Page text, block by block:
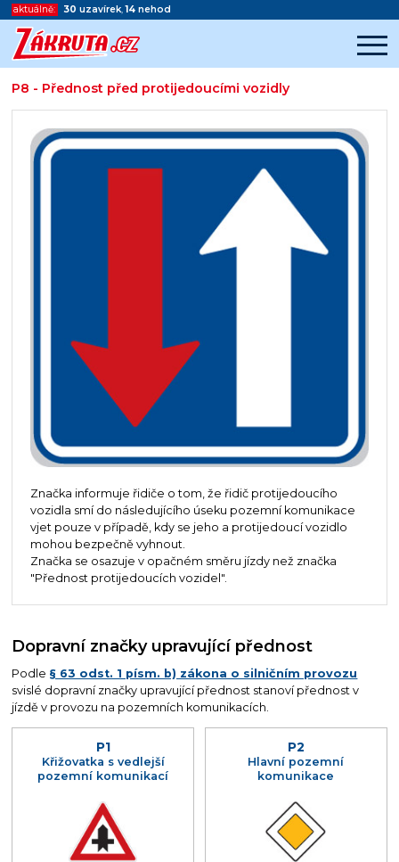
aktuálně: 30 uzavírek,14 nehod
P8 - Přednost před protijedoucími vozidly
Začátek reklamy
Konec reklamy
Značka informuje řidiče o tom, že řidič protijedoucího
vozidla smí do následujícího úseku pozemní komunikace
vjet pouze v případě, kdy se jeho a protijedoucí vozidlo
mohou bezpečně vyhnout.
Značka se osazuje v opačném směru jízdy než značka
"Přednost protijedoucích vozidel".
Dopravní značky upravující přednost
Podle § 63 odst. 1 písm. b) zákona o silničním provozu
svislé dopravní značky upravující přednost stanoví přednost v
jízdě v provozu na pozemních komunikacích.
P1
Křižovatka s vedlejší
pozemní komunikací
P2
Hlavní pozemní
komunikace